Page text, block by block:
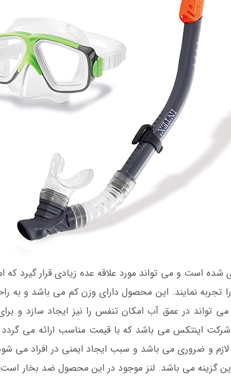
شده است و می تواند مورد علاقه عده زیادی قرار گیرد
نمایند. این محصول دارای وزن کم می باشد و به
در عمق آب امکان تنفس را نیز ایجاد سازد و برای
اینتکس می باشد که با قیمت مناسب ارائه می گردد و
و ضروری می باشد و سبب ایجاد ایمنی در افراد می
گزینه می باشد. لنز موجود در این محصول ضد بخار است